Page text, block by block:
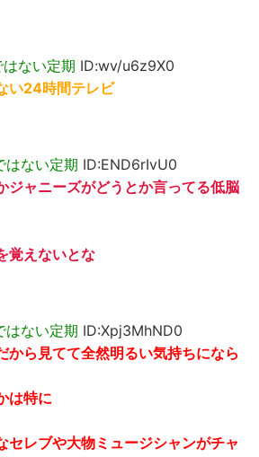
ない定期 ID:wv/u6z9X0
い24時間テレビ
はない定期 ID:END6rIvU0
ジャニーズがどうとか言ってる低脳
覚えないとな
はない定期 ID:Xpj3MhND0
から見てて全然明るい気持ちになら
は特に
セレブや大物ミュージシャンがチャ